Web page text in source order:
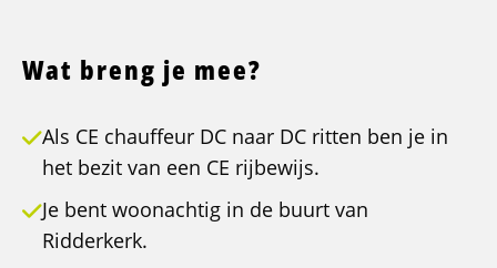
Wat breng je mee?
Als CE chauffeur DC naar DC ritten ben je in
het bezit van een CE rijbewijs.
Je bent woonachtig in de buurt van
Ridderkerk.